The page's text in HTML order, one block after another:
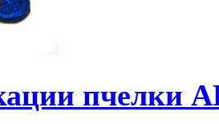
пчелки